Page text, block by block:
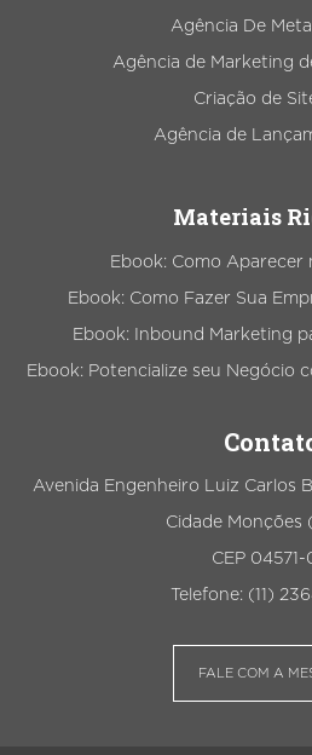
Agência De
Agência de Marketing
Criação de
Agência de
Materiais
Ebook: Como Aparecer
Ebook: Como Fazer Sua
Ebook: Inbound Marketing
Ebook: Potencialize seu Negócio
Avenida Engenheiro Luiz Carlos
Cidade Monções
CEP 04571-
Telefone: (11)
FALE COM A